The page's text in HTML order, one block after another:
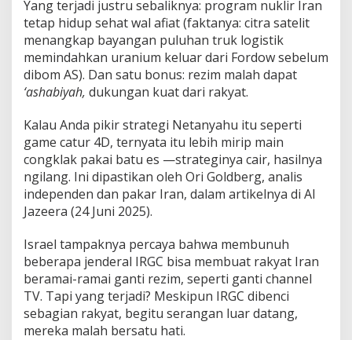
Yang terjadi justru sebaliknya: program nuklir Iran
tetap hidup sehat wal afiat (faktanya: citra satelit
menangkap bayangan puluhan truk logistik
memindahkan uranium keluar dari Fordow sebelum
dibom AS). Dan satu bonus: rezim malah dapat
‘ashabiyah, dukungan kuat dari rakyat.
Kalau Anda pikir strategi Netanyahu itu seperti
game catur 4D, ternyata itu lebih mirip main
congklak pakai batu es —strateginya cair, hasilnya
ngilang. Ini dipastikan oleh Ori Goldberg, analis
independen dan pakar Iran, dalam artikelnya di Al
Jazeera (24 Juni 2025).
Israel tampaknya percaya bahwa membunuh
beberapa jenderal IRGC bisa membuat rakyat Iran
beramai-ramai ganti rezim, seperti ganti channel
TV. Tapi yang terjadi? Meskipun IRGC dibenci
sebagian rakyat, begitu serangan luar datang,
mereka malah bersatu hati.